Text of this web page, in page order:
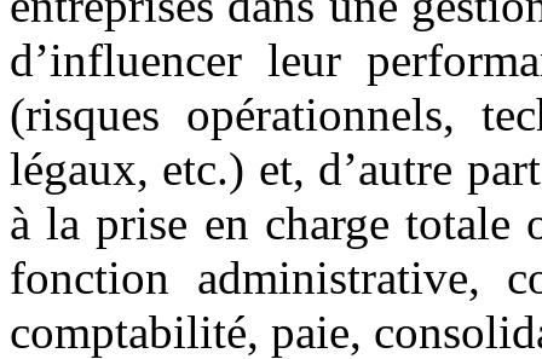
d’influencer leur
(risques opérationnels,
légaux, etc.) et, d’autre
à la prise en charge totale
fonction administrative,
comptabilité, paie,